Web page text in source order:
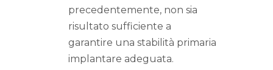
precedentemente, non sia
risultato sufficiente a
garantire una stabilità primaria
implantare adeguata.